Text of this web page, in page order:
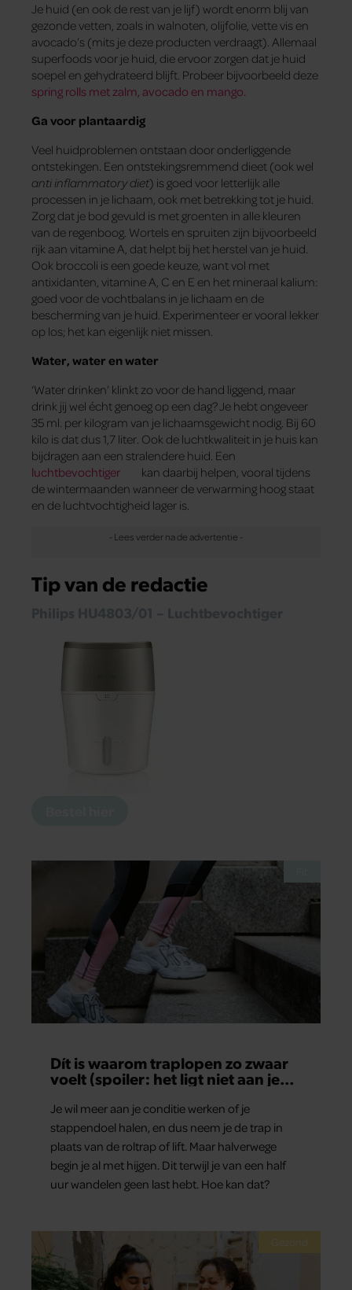
Je huid (en ook de rest van je lijf) wordt enorm blij van
gezonde vetten, zoals in walnoten, olijfolie, vette vis en
avocado’s (mits je deze producten verdraagt). Allemaal
superfoods voor je huid, die ervoor zorgen dat je huid
soepel en gehydrateerd blijft. Probeer bijvoorbeeld deze
spring rolls met zalm, avocado en mango.
Ga voor plantaardig
Veel huidproblemen ontstaan door onderliggende
ontstekingen. Een ontstekingsremmend dieet (ook wel
anti inflammatory diet) is goed voor letterlijk alle
processen in je lichaam, ook met betrekking tot je huid.
Zorg dat je bod gevuld is met groenten in alle kleuren
van de regenboog. Wortels en spruiten zijn bijvoorbeeld
rijk aan vitamine A, dat helpt bij het herstel van je huid.
Ook broccoli is een goede keuze, want vol met
antixidanten, vitamine A, C en E en het mineraal kalium:
goed voor de vochtbalans in je lichaam en de
bescherming van je huid. Experimenteer er vooral lekker
op los; het kan eigenlijk niet missen.
Water, water en water
‘Water drinken’ klinkt zo voor de hand liggend, maar
drink jij wel écht genoeg op een dag? Je hebt ongeveer
35 ml. per kilogram van je lichaamsgewicht nodig. Bij 60
kilo is dat dus 1,7 liter. Ook de luchtkwaliteit in je huis kan
bijdragen aan een stralendere huid. Een
luchtbevochtiger
kan daarbij helpen, vooral tijdens
de wintermaanden wanneer de verwarming hoog staat
en de luchtvochtigheid lager is.
Tip van de redactie
Dít is waarom traplopen zo zwaar
voelt (spoiler: het ligt niet aan je
Je wil meer aan je conditie werken of je
stappendoel halen, en dus neem je de trap in
plaats van de roltrap of lift. Maar halverwege
begin je al met hijgen. Dit terwijl je van een half
uur wandelen geen last hebt. Hoe kan dat?
Gezond